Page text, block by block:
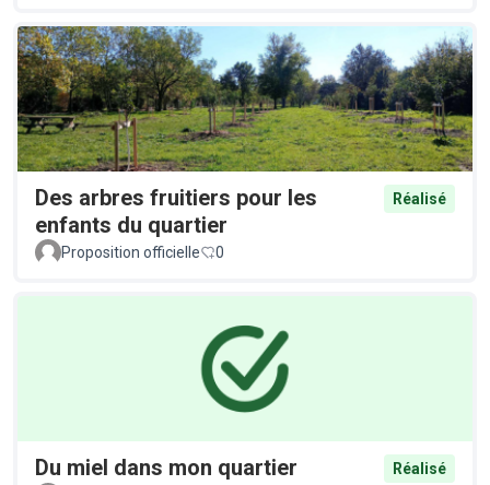
Des arbres fruitiers pour les
enfants du quartier
Réalisé
Proposition officielle 0
Du miel dans mon quartier
Réalisé